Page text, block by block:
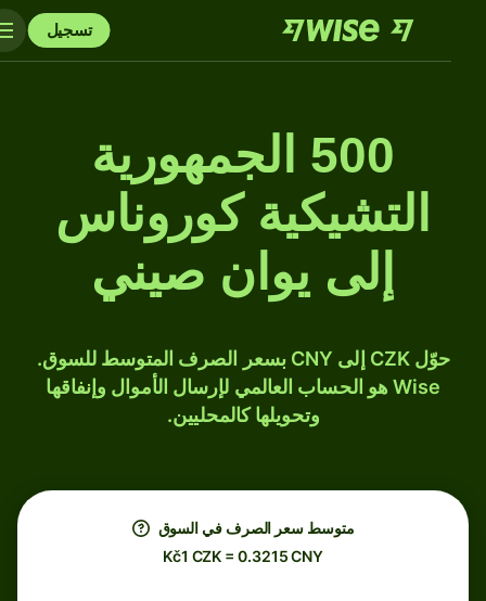
تسجيل
500 الجمهورية
التشيكية كوروناس
إلى يوان صيني
حوّل CZK إلى CNY بسعر الصرف المتوسط للسوق.
Wise هو الحساب العالمي لإرسال الأموال وإنفاقها
وتحويلها كالمحليين.
متوسط ​​سعر الصرف في السوق
Kč1 CZK = 0.3215 CNY